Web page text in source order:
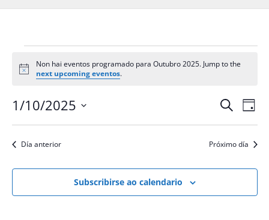
EVENTOS
FOR
OUTUBRO
2025
Notice
Non hai eventos programado para Outubro 2025. Jump to the
next upcoming eventos.
DE
BUSCA
E
VISTAS
EVENTOS
Procurar
DE
DE
Día
1/10/2025
Día anterior Próximo día
Subscribirse ao calendario